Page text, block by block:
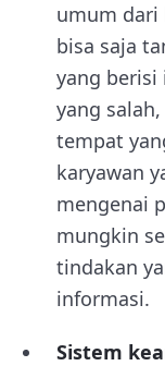
umum dari
bisa saja
yang
yang
tempat
karyawan
mengenai
mungkin
tindakan
informasi.
Sistem